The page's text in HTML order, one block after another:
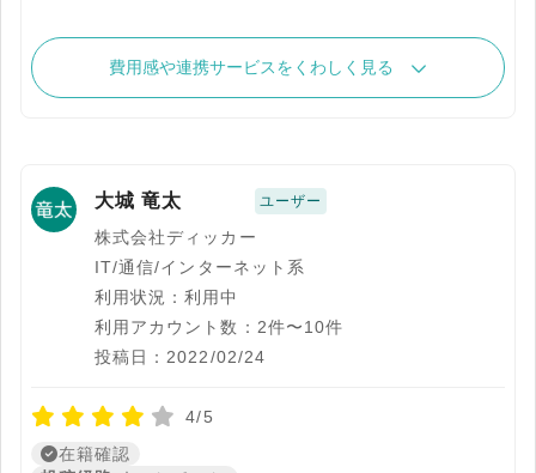
費用感や連携サービスをくわしく見る
大城 竜太 ユーザー
株式会社ディッカー
IT/通信/インターネット系
利用状況：利用中
利用アカウント数：2件〜10件
投稿日：2022/02/24
4/5
在籍確認